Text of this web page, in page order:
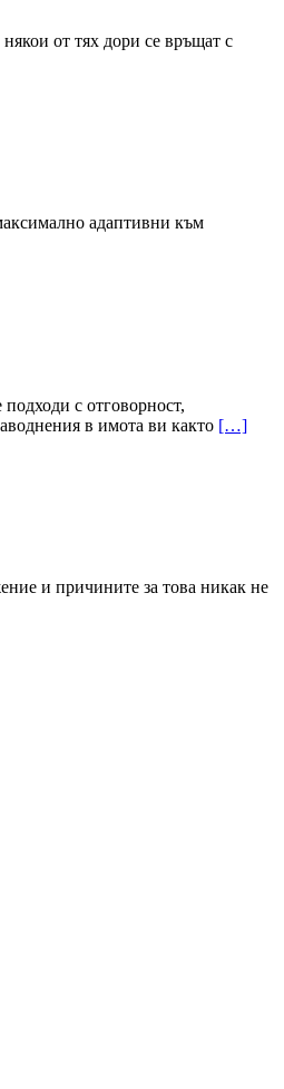
от тях дори се връщат с
адаптивни към
с отговорност,
в имота ви както […]
и причините за това никак не